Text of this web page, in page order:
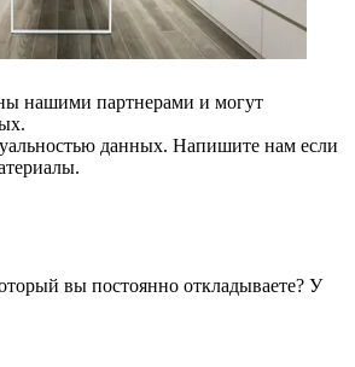
нашими партнерами и могут
данных. Напишите нам если
вы постоянно откладываете? У